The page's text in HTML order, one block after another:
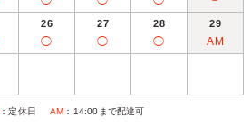
26
◯
27
◯
28
◯
29
AM
：定休日 AM ：14:00まで配達可